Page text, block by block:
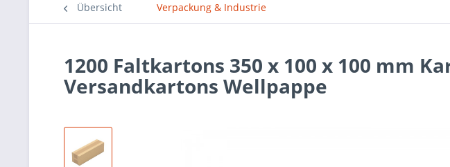
Übersicht Verpackung & Industrie
1200 Faltkartons 350 x 100 x 100 mm
Versandkartons Wellpappe